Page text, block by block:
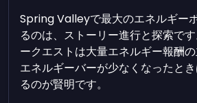
Spring Valleyで最大のエネルギー
るのは、ストーリー進行と探索で
ークエストは大量エネルギー報酬の
エネルギーバーが少なくなったと
るのが賢明です。